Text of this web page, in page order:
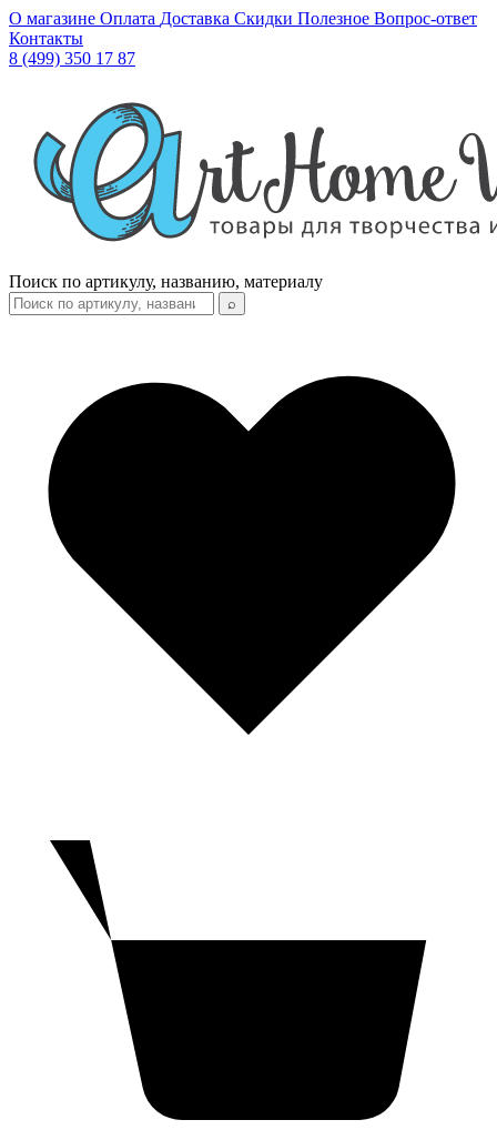
О магазине Оплата Доставка Скидки Полезное Вопрос-ответ
Контакты
8 (499) 350 17 87
Поиск по артикулу, названию, материалу
⌕